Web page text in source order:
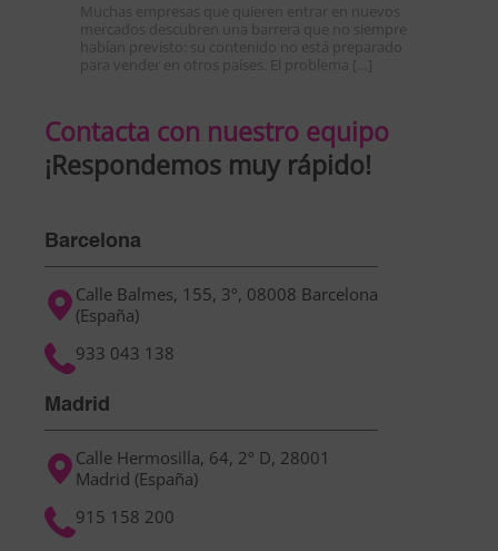
Muchas empresas que quieren entrar en nuevos
mercados descubren una barrera que no siempre
habían previsto: su contenido no está preparado
para vender en otros países. El problema […]
Contacta con nuestro equipo
¡Respondemos muy rápido!
Barcelona
Calle Balmes, 155, 3º, 08008 Barcelona
(España)
933 043 138
Madrid
Calle Hermosilla, 64, 2º D, 28001
Madrid (España)
915 158 200